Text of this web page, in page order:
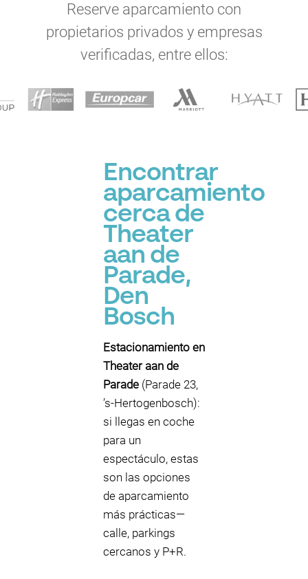
Reserve aparcamiento con
propietarios privados y empresas
verificadas, entre ellos:
Encontrar
aparcamiento
cerca de
Theater
aan de
Parade,
Den
Bosch
Estacionamiento en
Theater aan de
Parade (Parade 23,
’s-Hertogenbosch):
si llegas en coche
para un
espectáculo, estas
son las opciones
de aparcamiento
más prácticas—
calle, parkings
cercanos y P+R.